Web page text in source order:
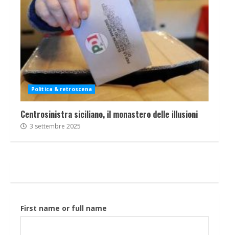
Politica & retroscena
Centrosinistra siciliano, il monastero delle illusioni
3 settembre 2025
First name or full name